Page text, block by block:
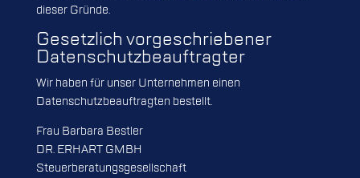
dieser Gründe.
Gesetzlich vorgeschriebener
Datenschutz­beauftragter
Wir haben für unser Unternehmen einen
Datenschutzbeauftragten bestellt.
Frau Barbara Bestler
DR. ERHART GMBH
Steuerberatungsgesellschaft